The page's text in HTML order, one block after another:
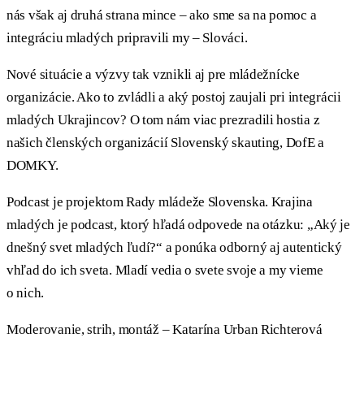
nás však aj druhá strana mince – ako sme sa na pomoc a
integráciu mladých pripravili my – Slováci.
Nové situácie a výzvy tak vznikli aj pre mládežnícke
organizácie. Ako to zvládli a aký postoj zaujali pri integrácii
mladých Ukrajincov? O tom nám viac prezradili hostia z
našich členských organizácií Slovenský skauting, DofE a
DOMKY.
Podcast je projektom Rady mládeže Slovenska. Krajina
mladých je podcast, ktorý hľadá odpovede na otázku: „Aký je
dnešný svet mladých ľudí?“ a ponúka odborný aj autentický
vhľad do ich sveta. Mladí vedia o svete svoje a my vieme
o nich.
Moderovanie, strih, montáž – Katarína Urban Richterová